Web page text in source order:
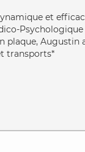
et
plaque, Augustin
transports*